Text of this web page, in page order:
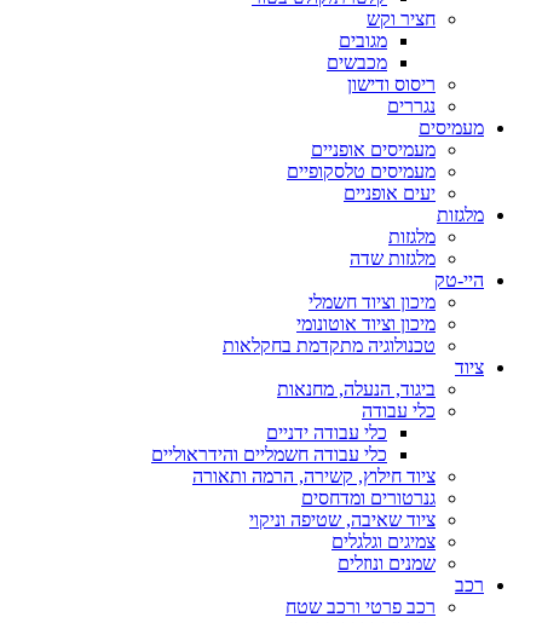
חציר וקש
מגובים
מכבשים
ריסוס ודישון
נגררים
מעמיסים
מעמיסים אופניים
מעמיסים טלסקופיים
יעים אופניים
מלגזות
מלגזות
מלגזות שדה
היי-טק
מיכון וציוד חשמלי
מיכון וציוד אוטונומי
טכנולוגיה מתקדמת בחקלאות
ציוד
ביגוד, הנעלה, מחנאות
כלי עבודה
כלי עבודה ידניים
כלי עבודה חשמליים והידראוליים
ציוד חילוץ, קשירה, הרמה ותאורה
גנרטורים ומדחסים
ציוד שאיבה, שטיפה וניקוי
צמיגים וגלגלים
שמנים ונוזלים
רכב
רכב פרטי ורכב שטח